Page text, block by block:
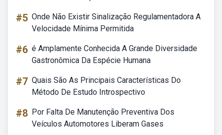
#5 Onde Não Existir Sinalização Regulamentadora A
Velocidade Mínima Permitida
#6 é Amplamente Conhecida A Grande Diversidade
Gastronômica Da Espécie Humana
#7 Quais São As Principais Características Do
Método De Estudo Introspectivo
#8 Por Falta De Manutenção Preventiva Dos
Veículos Automotores Liberam Gases